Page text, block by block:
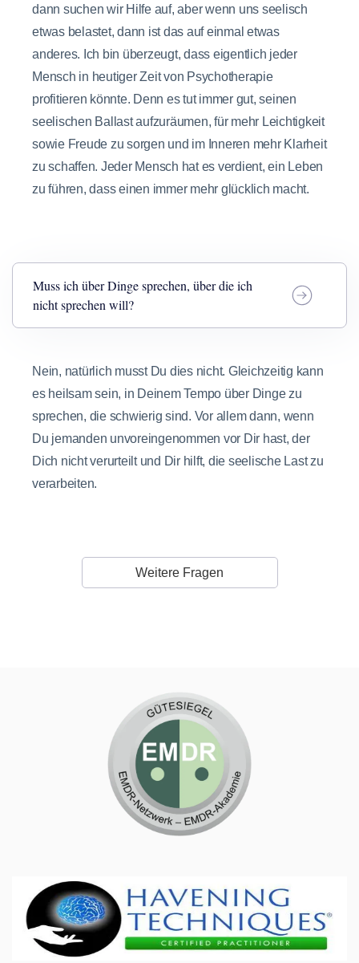
dann suchen wir Hilfe auf, aber wenn uns seelisch
etwas belastet, dann ist das auf einmal etwas
anderes. Ich bin überzeugt, dass eigentlich jeder
Mensch in heutiger Zeit von Psychotherapie
profitieren könnte. Denn es tut immer gut, seinen
seelischen Ballast aufzuräumen, für mehr Leichtigkeit
sowie Freude zu sorgen und im Inneren mehr Klarheit
zu schaffen. Jeder Mensch hat es verdient, ein Leben
zu führen, dass einen immer mehr glücklich macht.
Muss ich über Dinge sprechen, über die ich
nicht sprechen will?
Nein, natürlich musst Du dies nicht. Gleichzeitig kann
es heilsam sein, in Deinem Tempo über Dinge zu
sprechen, die schwierig sind. Vor allem dann, wenn
Du jemanden unvoreingenommen vor Dir hast, der
Dich nicht verurteilt und Dir hilft, die seelische Last zu
verarbeiten.
Weitere Fragen